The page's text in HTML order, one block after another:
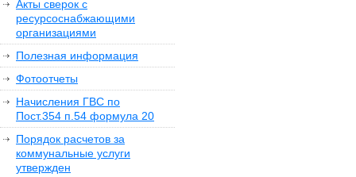
Акты сверок с
ресурсоснабжающими
организациями
Полезная информация
Фотоотчеты
Начисления ГВС по
Пост.354 п.54 формула 20
Порядок расчетов за
коммунальные услуги
утвержден